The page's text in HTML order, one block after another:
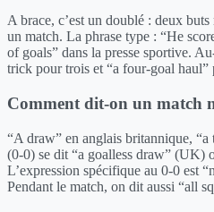
A brace, c’est un doublé : deux
un match. La phrase type : “He
of goals” dans la presse sportive.
trick pour trois et “a four-goal haul”
Comment dit-on un match
“A draw” en anglais britannique,
(0-0) se dit “a goalless draw” (UK)
L’expression spécifique au 0-0 est
Pendant le match, on dit aussi “all